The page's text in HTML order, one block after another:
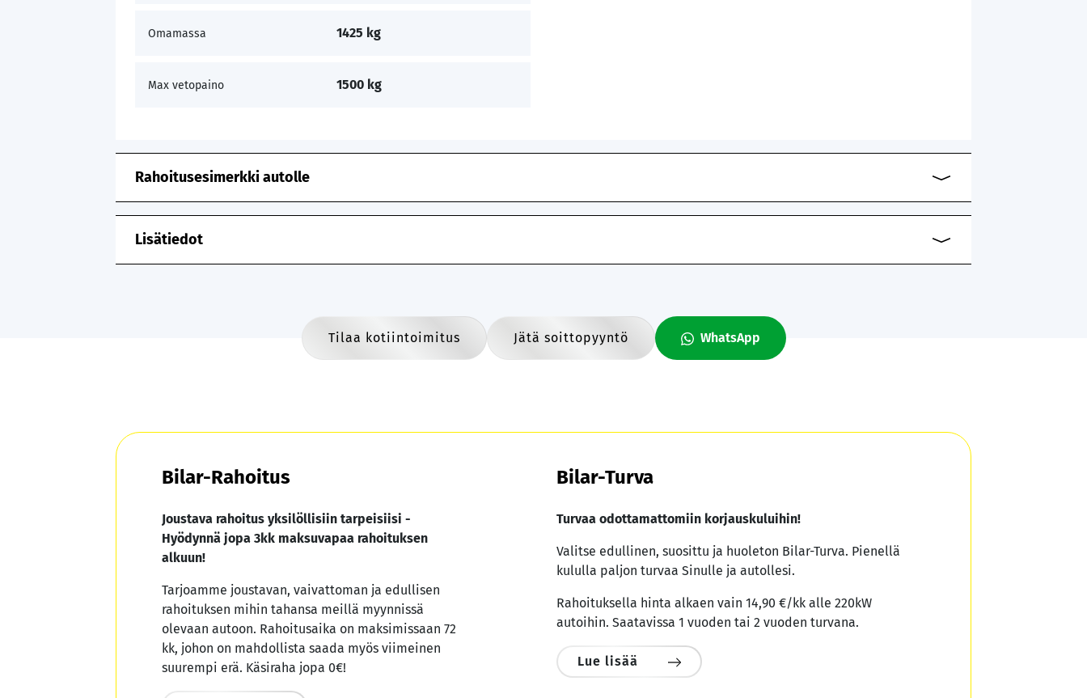
Omamassa 1425 kg
Max vetopaino 1500 kg
Rahoitusesimerkki autolle
Lisätiedot
Tilaa kotiintoimitus Jätä soittopyyntö WhatsApp
Bilar-Rahoitus
Joustava rahoitus yksilöllisiin tarpeisiisi -
Hyödynnä jopa 3kk maksuvapaa rahoituksen
alkuun!
Tarjoamme joustavan, vaivattoman ja edullisen
rahoituksen mihin tahansa meillä myynnissä
olevaan autoon. Rahoitusaika on maksimissaan 72
kk, johon on mahdollista saada myös viimeinen
suurempi erä. Käsiraha jopa 0€!
Bilar-Turva
Turvaa odottamattomiin korjauskuluihin!
Valitse edullinen, suosittu ja huoleton Bilar-Turva. Pienellä
kululla paljon turvaa Sinulle ja autollesi.
Rahoituksella hinta alkaen vain 14,90 €/kk alle 220kW
autoihin. Saatavissa 1 vuoden tai 2 vuoden turvana.
Lue lisää